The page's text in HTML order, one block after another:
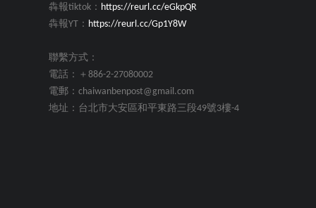
犇報tiktok： https://reurl.cc/eGkpQR
犇報YT： https://reurl.cc/Gp1Y8W
聯繫方式：
電話：＋886-2-27080002
電郵：chaiwanbenpost@gmail.com
地址：台北市大安區和平東路三段49號3樓-4